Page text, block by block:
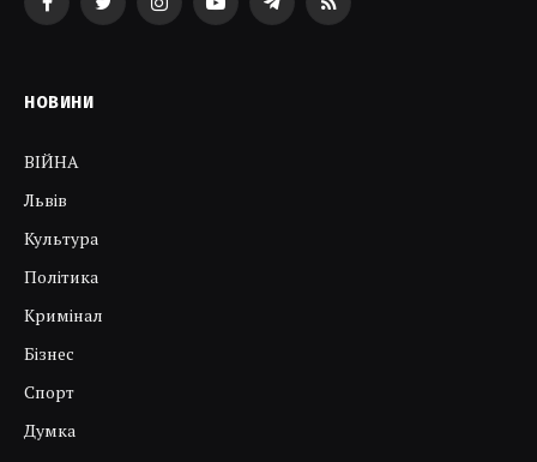
FacebookTwitterInstagramYouTubeTelegramRSS
НОВИНИ
ВІЙНА
Львів
Культура
Політика
Кримінал
Бізнес
Спорт
Думка